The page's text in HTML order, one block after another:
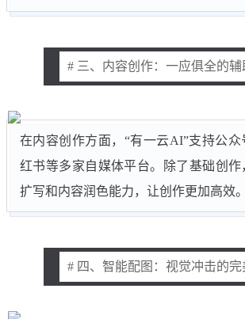
# 三、内容创作：一应俱全的辅
在内容创作方面，“有一云AI”支持公
红书等多家自媒体平台。除了基础创
扩写和内容润色能力，让创作更加高效。
# 四、智能配图：视觉冲击的完